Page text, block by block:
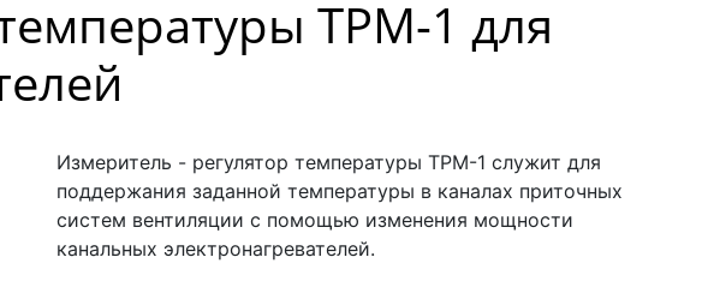
ТРМ-1 для
Измеритель - регулятор температуры ТРМ-1 служит для
поддержания заданной температуры в каналах приточных
систем вентиляции с помощью изменения мощности
канальных электронагревателей.